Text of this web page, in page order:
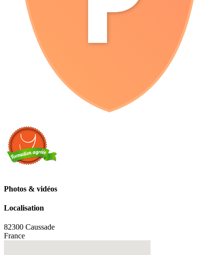
Photos & vidéos
Localisation
82300 Caussade
France